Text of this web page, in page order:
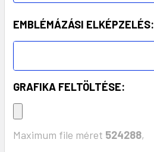
EMBLÉMÁZÁSI ELKÉPZELÉS:
GRAFIKA FELTÖLTÉSE:
Maximum file méret 524288,